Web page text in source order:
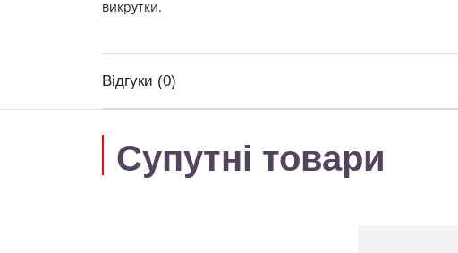
викрутки.
Відгуки (0)
Супутні товари